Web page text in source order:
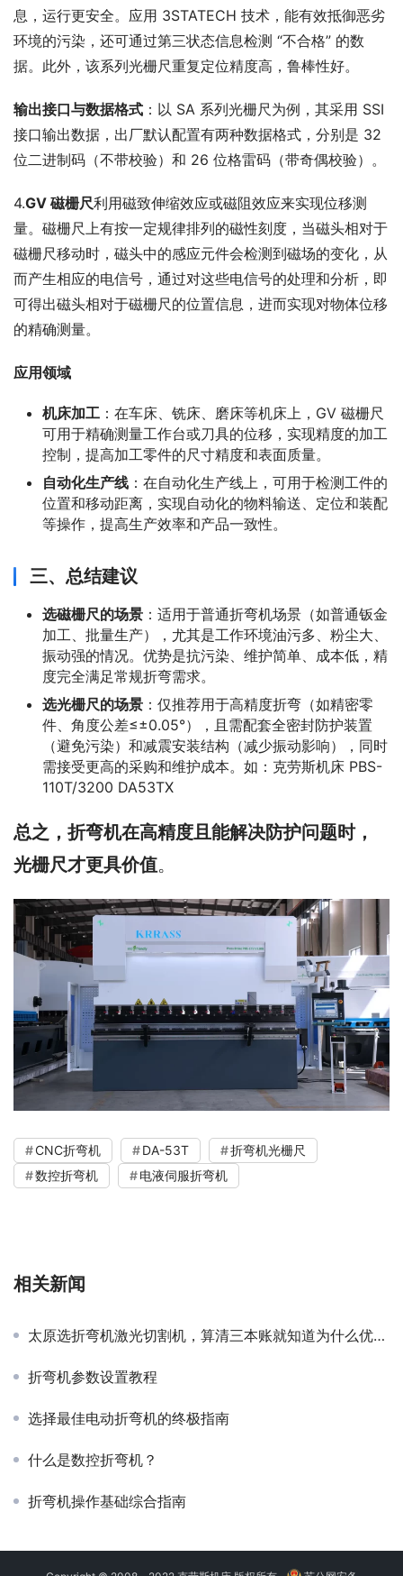
息，运行更安全。应用 3STATECH 技术，能有效抵御恶劣
环境的污染，还可通过第三状态信息检测 “不合格” 的数
据。此外，该系列光栅尺重复定位精度高，鲁棒性好。
输出接口与数据格式 ：以 SA 系列光栅尺为例，其采用 SSI
接口输出数据，出厂默认配置有两种数据格式，分别是 32
位二进制码（不带校验）和 26 位格雷码（带奇偶校验）。
4.GV 磁栅尺利用磁致伸缩效应或磁阻效应来实现位移测
量。磁栅尺上有按一定规律排列的磁性刻度，当磁头相对于
磁栅尺移动时，磁头中的感应元件会检测到磁场的变化，从
而产生相应的电信号，通过对这些电信号的处理和分析，即
可得出磁头相对于磁栅尺的位置信息，进而实现对物体位移
的精确测量。
应用领域
机床加工 ：在车床、铣床、磨床等机床上，GV 磁栅尺
可用于精确测量工作台或刀具的位移，实现精度的加工
控制，提高加工零件的尺寸精度和表面质量。
自动化生产线 ：在自动化生产线上，可用于检测工件的
位置和移动距离，实现自动化的物料输送、定位和装配
等操作，提高生产效率和产品一致性。
三、总结建议
选磁栅尺的场景 ：适用于普通折弯机场景（如普通钣金
加工、批量生产），尤其是工作环境油污多、粉尘大、
振动强的情况。优势是抗污染、维护简单、成本低，精
度完全满足常规折弯需求。
选光栅尺的场景 ：仅推荐用于高精度折弯（如精密零
件、角度公差≤±0.05°），且需配套全密封防护装置
（避免污染）和减震安装结构（减少振动影响），同时
需接受更高的采购和维护成本。如：克劳斯机床 PBS-
110T/3200 DA53TX
总之，折弯机在高精度且能解决防护问题时，
光栅尺才更具价值。
CNC折弯机 DA-53T
折弯机光栅尺
数控折弯机
电液伺服折弯机
相关新闻
太原选折弯机激光切割机，算清三本账就知道为什么优先选KRRASS克劳斯智能
折弯机参数设置教程
选择最佳电动折弯机的终极指南
什么是数控折弯机？
折弯机操作基础综合指南